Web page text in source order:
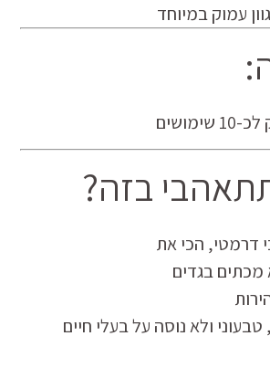
בזה?
דרמטי, הכי את
מכתים בגדים